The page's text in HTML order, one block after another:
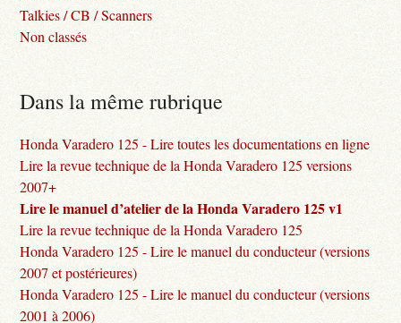
Talkies / CB / Scanners
Non classés
Dans la même rubrique
Honda Varadero 125 - Lire toutes les documentations en ligne
Lire la revue technique de la Honda Varadero 125 versions
2007+
Lire le manuel d’atelier de la Honda Varadero 125 v1
Lire la revue technique de la Honda Varadero 125
Honda Varadero 125 - Lire le manuel du conducteur (versions
2007 et postérieures)
Honda Varadero 125 - Lire le manuel du conducteur (versions
2001 à 2006)